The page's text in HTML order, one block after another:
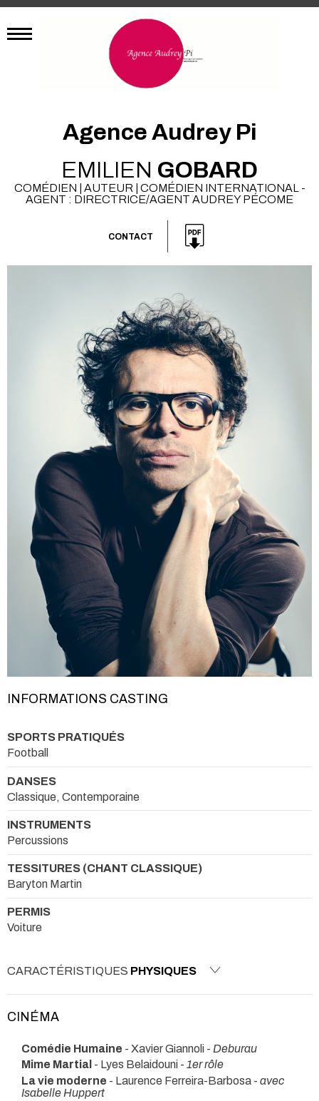
Agence Audrey Pi
EMILIEN GOBARD
COMÉDIEN | AUTEUR | COMÉDIEN INTERNATIONAL -
AGENT : DIRECTRICE/AGENT AUDREY PÉCOME
CONTACT
INFORMATIONS CASTING
SPORTS PRATIQUÉS
Football
DANSES
Classique, Contemporaine
INSTRUMENTS
Percussions
TESSITURES (CHANT CLASSIQUE)
Baryton Martin
PERMIS
Voiture
CARACTÉRISTIQUES PHYSIQUES
CINÉMA
Comédie Humaine - Xavier Giannoli - Deburau
Mime Martial - Lyes Belaidouni - 1er rôle
La vie moderne - Laurence Ferreira-Barbosa - avec
Isabelle Huppert